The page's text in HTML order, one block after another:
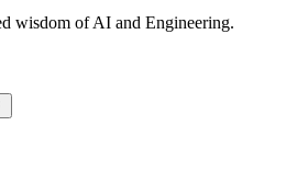
wisdom of AI and Engineering.